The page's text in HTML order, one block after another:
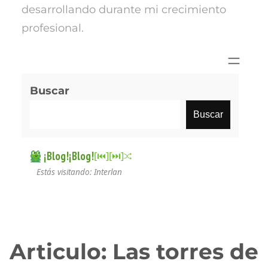
desarrollando durante mi crecimiento
profesional.
Buscar
Buscar
¡Blog!¡Blog![⏮︎][⏭︎]
Estás visitando: Interlan
Articulo: Las torres de